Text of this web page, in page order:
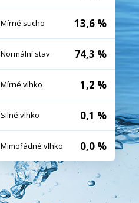
Mírné sucho 13,6 %
Normální stav 74,3 %
Mírné vlhko 1,2 %
Silné vlhko 0,1 %
Mimořádné vlhko 0,0 %